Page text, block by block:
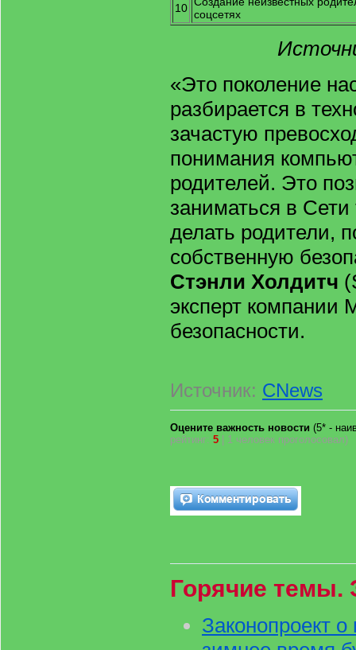
10 соцсетях
«Это поколение
разбирается в
зачастую
понимания
родителей. Это
заниматься в
делать родители,
собственную
Стэнли Холдитч
эксперт компании
безопасности.
Источник: CNews
Оцените важность новости (5* -
рейтинг: 5 | 1 человек проголосовал)
Горячие темы.
Законопроект о